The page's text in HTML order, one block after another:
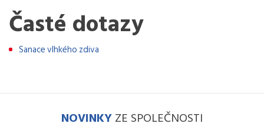
Časté dotazy
Sanace vlhkého zdiva
NOVINKYZE SPOLEČNOSTI